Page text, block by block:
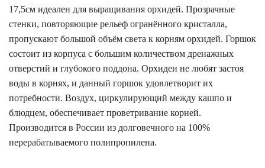
17,5см идеален для выращивания орхидей. Прозрачные
стенки, повторяющие рельеф огранённого кристалла,
пропускают большой объём света к корням орхидей. Горшок
состоит из корпуса с большим количеством дренажных
отверстий и глубокого поддона. Орхидеи не любят застоя
воды в корнях, и данный горшок удовлетворит их
потребности. Воздух, циркулирующий между кашпо и
блюдцем, обеспечивает проветривание корней.
Производится в России из долговечного на 100%
перерабатываемого полипропилена.